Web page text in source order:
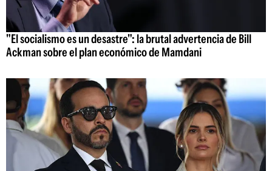
"El socialismo es un desastre": la brutal advertencia de Bill
Ackman sobre el plan económico de Mamdani